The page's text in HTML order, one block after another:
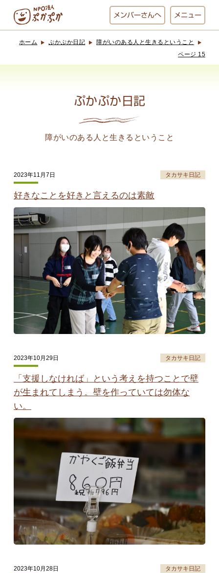
メンバーさんへ メニュー
でんぱた
タカサキと
お知らせ ぷかぷか日記
アクセス 採用情報
お問い合わせ
ホーム ぷかぷか日記
障がいのある人と生きるということ
ページ 15
ぷかぷか日記
障がいのある人と生きるということ
2023年11月7日 タカサキ日記
好きなことを好きと言えるのは素敵
2023年10月29日 タカサキ日記
「支援しなければ」という考えを持つことで壁
が生まれてしまう。壁を作っていては勿体な
い。
2023年10月28日 タカサキ日記